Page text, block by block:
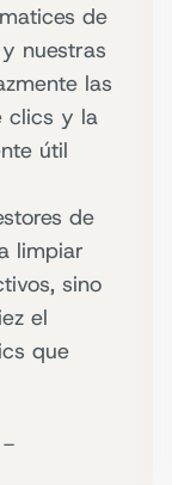
de
nuestras
las
clics y la
útil
de
limpiar
sino
el
que